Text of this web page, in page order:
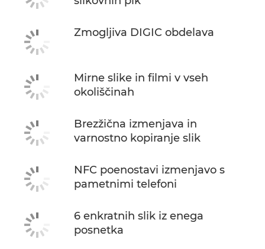
Zmogljiva DIGIC obdelava
Mirne slike in filmi v vseh
okoliščinah
Brezžična izmenjava in
varnostno kopiranje slik
NFC poenostavi izmenjavo s
pametnimi telefoni
6 enkratnih slik iz enega
posnetka